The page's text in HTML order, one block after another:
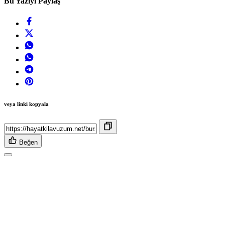
veya linki kopyala
Beğen